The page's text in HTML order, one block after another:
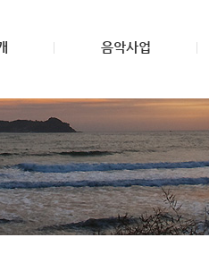
음악사업